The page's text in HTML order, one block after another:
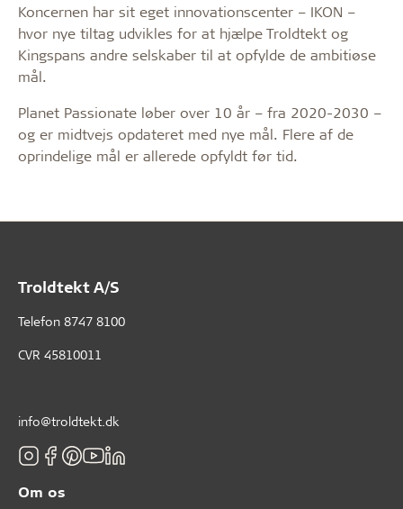
Koncernen har sit eget innovationscenter – IKON –
hvor nye tiltag udvikles for at hjælpe Troldtekt og
Kingspans andre selskaber til at opfylde de ambitiøse
mål.
Planet Passionate løber over 10 år – fra 2020-2030 –
og er midtvejs opdateret med nye mål. Flere af de
oprindelige mål er allerede opfyldt før tid.
Troldtekt A/S
Telefon 8747 8100
CVR 45810011
info@troldtekt.dk
Om os